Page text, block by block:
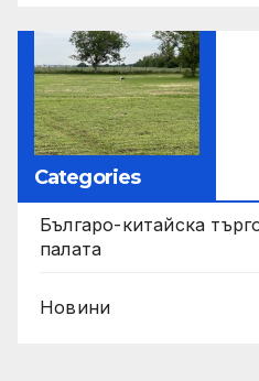
Categories
Българо-китайска
палата
Новини